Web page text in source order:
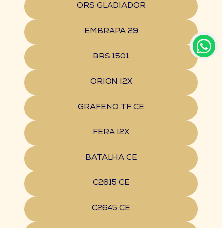
ORS GLADIADOR
EMBRAPA 29
BRS 1501
ORION I2X
GRAFENO TF CE
FERA I2X
BATALHA CE
C2615 CE
C2645 CE